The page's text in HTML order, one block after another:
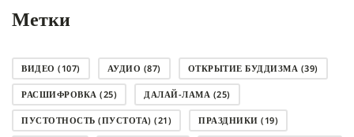
Метки
ВИДЕО (107) АУДИО (87) ОТКРЫТИЕ БУДДИЗМА (39)
РАСШИФРОВКА (25) ДАЛАЙ-ЛАМА (25)
ПУСТОТНОСТЬ (ПУСТОТА) (21) ПРАЗДНИКИ (19)